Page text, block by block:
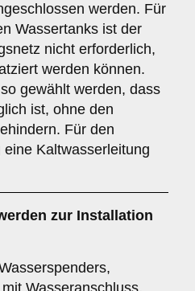
werden. Für
Wassertanks ist der
nicht erforderlich,
werden können.
gewählt werden, dass
ist, ohne den
Für den
Kaltwasserleitung
zur Installation
Wasseranschluss,